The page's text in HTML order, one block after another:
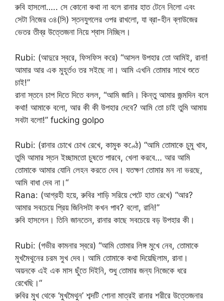
রুবি হাসলো….. সে কোনো কথা না বলে রানার হাত টেনে নিলো এবং
সেটা নিজের ৩৪(সি) স্তনযুগলের ওপর রাখলো, যা ব্রা-হীন ব্লাউজের
ভেতর তীব্র উত্তেজনা নিয়ে শ্বাস নিচ্ছিল।
Rubi: (আদুরে স্বরে, ফিসফিস করে) “আসল উপহার তো আমিই, রানা!
আমার আর এক মুহূর্তও তর সইছে না। আমি এখনি তোমার সাথে শুতে
চাই!”
রানা স্তনে চাপ দিতে দিতে বলল, “আমি জানি। কিন্তু আমার জন্মদিন বলে
কথা! আমাকে বলো, আর কী কী উপহার দেবে? আমি তো চাই তুমি আমায়
সবটা বলো!” fucking golpo
Rubi: (রানার চোখে চোখ রেখে, কামুক কণ্ঠে) “আমি তোমাকে চুমু খাব,
তুমি আমার স্তন ইচ্ছামতো চুষতে পারবে, খেলা করবে… আর আমি
তোমাকে আমার যোনি লেহন করতে দেব। যতক্ষণ তোমার মন না ভরছে,
আমি বাধা দেব না।“
Rana: (আগ্রহী হয়ে, রুবির শাড়ি সরিয়ে পেটে হাত রেখে) “আর?
আমার সবচেয়ে প্রিয় জিনিসটা কখন পাব? বলো, রানি!”
রুবি হাসলেন। তিনি জানতেন, রানার কাছে সবচেয়ে বড় উপহার কী।
Rubi: (গভীর কামনার স্বরে) “আমি তোমার লিঙ্গ মুখে নেব, তোমাকে
মুখমৈথুনের চরম সুখ দেব। আমি তোমাকে কথা দিয়েছিলাম, রানা।
অয়নকে এই এক মাস ছুঁতে দিইনি, শুধু তোমার জন্য নিজেকে ধরে
রেখেছি।“
রুবির মুখ থেকে ‘মুখমৈথুন’ শব্দটি শোনা মাত্রই রানার শরীরে উত্তেজনার